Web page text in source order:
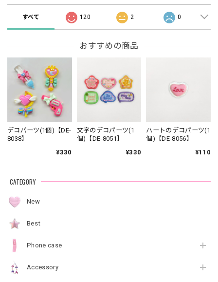
すべて 120 2 0
おすすめの商品
デコパーツ(1個)【DE-
8038】
¥330
文字のデコパーツ(1
個)【DE-8051】
¥330
ハートのデコパーツ(1
個)【DE-8056】
¥110
CATEGORY
New
Best
Phone case
Accessory